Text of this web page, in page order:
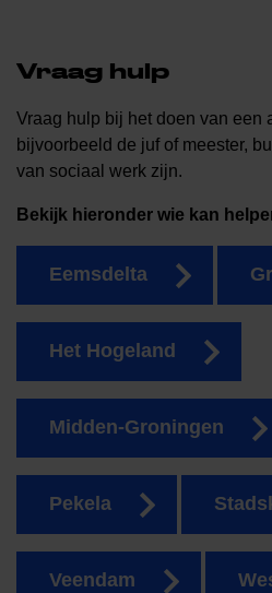
Vraag hulp
Vraag hulp bij het doen van een
bijvoorbeeld de juf of meester,
van sociaal werk zijn.
Bekijk hieronder wie kan
Eemsdelta
Het Hogeland
Midden-Groningen
Pekela
Veendam